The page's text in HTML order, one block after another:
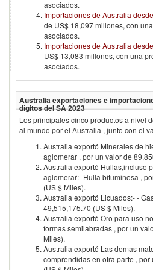
asociados.
Importaciones de Australia
de US$ 18,097 millones, con
asociados.
Importaciones de Australia
US$ 13,083 millones, con una
asociados.
Australiaexportaciones e
dígitos del SA2023
Los principales cinco productos a nivel
al mundo por el Australia , junto con el
Australia exportó Minerales de
aglomerar , por un valor de
Australia exportó Hullas,incluso
aglomerar:- Hulla bituminosa ,
(US $ Miles).
Australia exportó Licuados:- -
49,515,175.70 (US $ Miles).
Australia exportó Oro para uso
formas semilabradas , por un
Miles).
Australia exportó Las demas
comprendidas en otra parte ,